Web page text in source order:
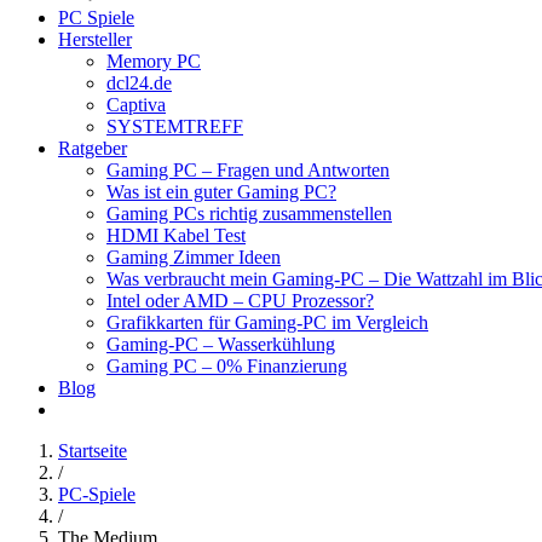
PC Spiele
Hersteller
Memory PC
dcl24.de
Captiva
SYSTEMTREFF
Ratgeber
Gaming PC – Fragen und Antworten
Was ist ein guter Gaming PC?
Gaming PCs richtig zusammenstellen
HDMI Kabel Test
Gaming Zimmer Ideen
Was verbraucht mein Gaming-PC – Die Wattzahl im
Intel oder AMD – CPU Prozessor?
Grafikkarten für Gaming-PC im Vergleich
Gaming-PC – Wasserkühlung
Gaming PC – 0% Finanzierung
Blog
Startseite
/
PC-Spiele
/
The Medium